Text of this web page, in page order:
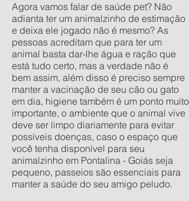
Agora vamos falar de saúde pet? Não
adianta ter um animalzinho de estimação
e deixa ele jogado não é mesmo? As
pessoas acreditam que para ter um
animal basta dar-lhe água e ração que
está tudo certo, mas a verdade não é
bem assim, além disso é preciso sempre
manter a vacinação de seu cão ou gato
em dia, higiene também é um ponto muito
importante, o ambiente que o animal vive
deve ser limpo diariamente para evitar
possíveis doenças, caso o espaço que
você tenha disponível para seu
animalzinho em Pontalina - Goiás seja
pequeno, passeios são essenciais para
manter a saúde do seu amigo peludo.